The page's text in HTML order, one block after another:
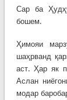
Сар ба
бошем.
Ҳимояи
шаҳрванд
аст. Ҳар як
Аслан
модар